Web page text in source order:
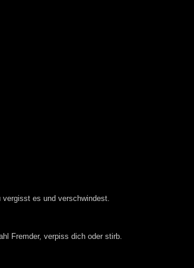
es und verschwindest.
Fremder, verpiss dich oder stirb.